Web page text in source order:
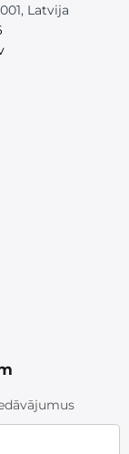
Latvija